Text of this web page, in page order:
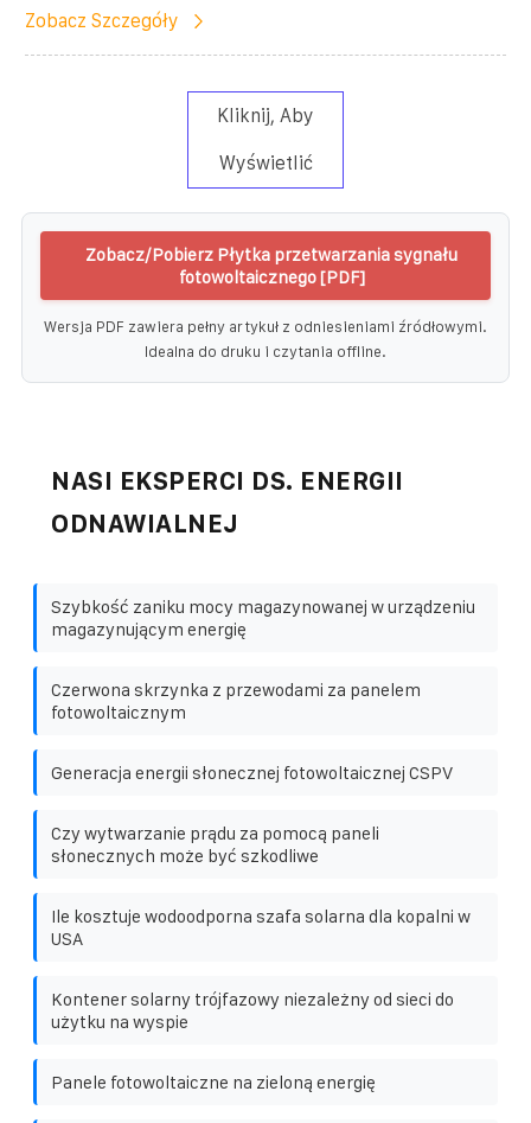
Zobacz Szczegóły
Kliknij, Aby
Wyświetlić
Zobacz/Pobierz Płytka przetwarzania sygnału
fotowoltaicznego [PDF]
Wersja PDF zawiera pełny artykuł z odniesieniami źródłowymi.
Idealna do druku i czytania offline.
NASI EKSPERCI DS. ENERGII
ODNAWIALNEJ
Szybkość zaniku mocy magazynowanej w urządzeniu
magazynującym energię
Czerwona skrzynka z przewodami za panelem
fotowoltaicznym
Generacja energii słonecznej fotowoltaicznej CSPV
Czy wytwarzanie prądu za pomocą paneli
słonecznych może być szkodliwe
Ile kosztuje wodoodporna szafa solarna dla kopalni w
USA
Kontener solarny trójfazowy niezależny od sieci do
użytku na wyspie
Panele fotowoltaiczne na zieloną energię